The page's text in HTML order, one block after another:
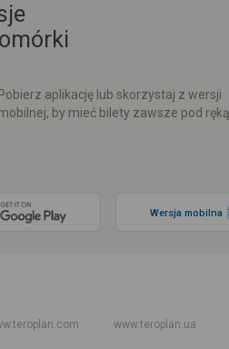
Pobierz aplikację lub skorzystaj z wersji
by mieć bilety zawsze pod ręką
Wersja mobilna
www.teroplan.ua